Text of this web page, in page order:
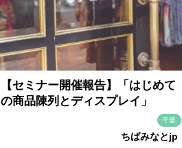
【セミナー開催報告】「はじめて
の商品陳列とディスプレイ」
千葉
ちばみなとjp